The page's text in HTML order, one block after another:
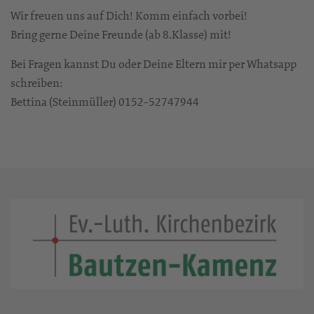
Wir freuen uns auf Dich! Komm einfach vorbei!
Bring gerne Deine Freunde (ab 8.Klasse) mit!
Bei Fragen kannst Du oder Deine Eltern mir per Whatsapp
schreiben:
Bettina (Steinmüller) 0152-52747944